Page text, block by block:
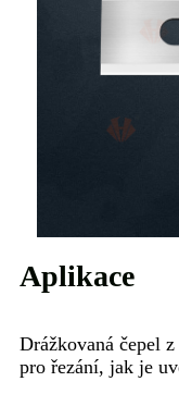
Aplikace
Drážkovaná čepel
pro řezání, jak je